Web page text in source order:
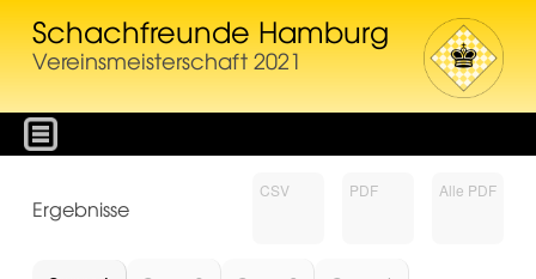
Schachfreunde Hamburg
Vereinsmeisterschaft 2021
Ergebnisse
CSV PDF Alle PDF